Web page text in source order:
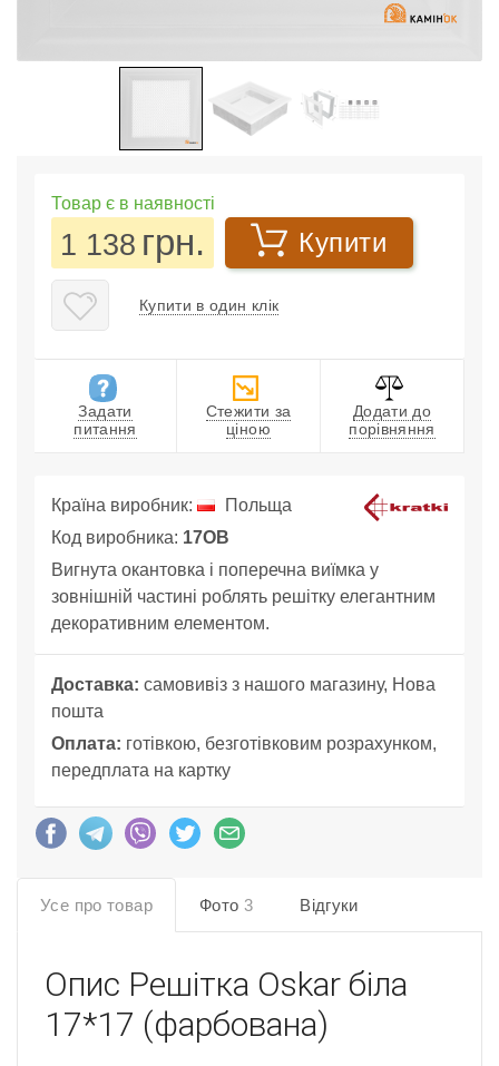
Товар є в наявності
1 138 грн. Купити
Купити в один клік
Задати
питання
Стежити за
ціною
Додати до
порівняння
Країна виробник:
Польща
Код виробника: 17OB
Вигнута окантовка і поперечна виїмка у
зовнішній частині роблять решітку елегантним
декоративним елементом.
Доставка: самовивіз з нашого магазину, Нова
пошта
Оплата: готівкою, безготівковим розрахунком,
передплата на картку
Усе про товар Фото 3 Відгуки
Опис Решітка Oskar біла
17*17 (фарбована)